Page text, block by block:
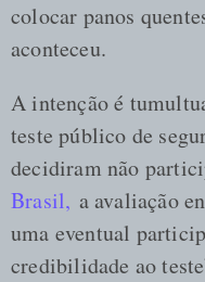
colocar panos
aconteceu.
A intenção é
teste público de
decidiram não
Brasil, a avaliação
uma eventual
credibilidade ao